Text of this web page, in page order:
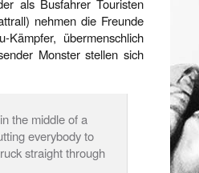
als Busfahrer Touristen
nehmen die Freunde
übermenschlich
Monster stellen sich
the middle of a
everybody to
straight through